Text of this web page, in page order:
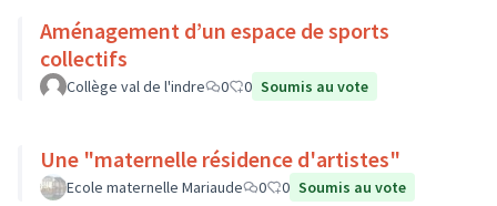
Aménagement d’un espace de sports
collectifs
Collège val de l'indre 0 0 Soumis au vote
Une "maternelle résidence d'artistes"
Ecole maternelle Mariaude 0 0 Soumis au vote